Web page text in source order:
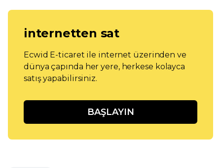
internetten sat
Ecwid E-ticaret ile internet üzerinden ve
dünya çapında her yere, herkese kolayca
satış yapabilirsiniz.
BAŞLAYIN